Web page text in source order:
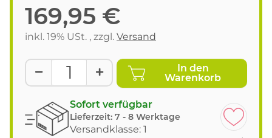
169,95 €
inkl. 19% USt. , zzgl. Versand
In den
Warenkorb
Sofort verfügbar
Lieferzeit: 7 - 8 Werktage
Versandklasse: 1